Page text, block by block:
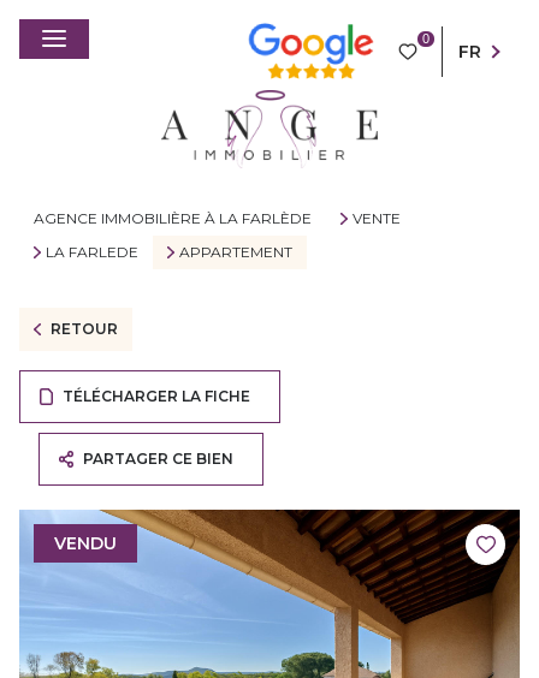
0
FR
AGENCE IMMOBILIÈRE À LA FARLÈDE
VENTE
LA FARLEDE
APPARTEMENT
RETOUR
TÉLÉCHARGER LA FICHE
PARTAGER CE BIEN
VENDU